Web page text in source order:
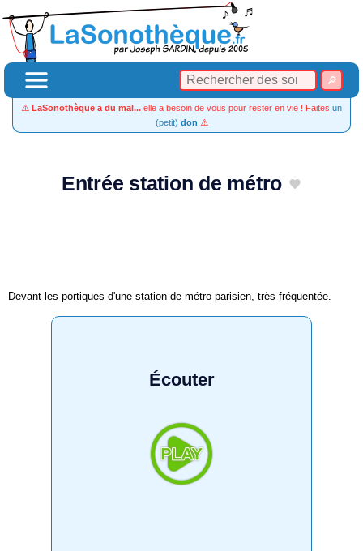
⚠️ LaSonothèque a du mal... elle a besoin de vous pour rester en vie ! Faites un
(petit) don ⚠️
Entrée station de métro
Devant les portiques d'une station de métro parisien, très fréquentée.
Écouter